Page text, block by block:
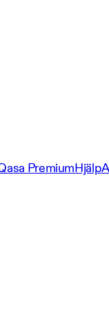
PremiumHjälp